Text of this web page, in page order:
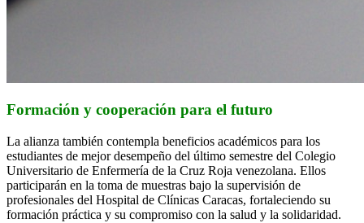
Formación y cooperación para el futuro
La alianza también contempla beneficios académicos para los
estudiantes de mejor desempeño del último semestre del Colegio
Universitario de Enfermería de la Cruz Roja venezolana. Ellos
participarán en la toma de muestras bajo la supervisión de
profesionales del Hospital de Clínicas Caracas, fortaleciendo su
formación práctica y su compromiso con la salud y la solidaridad.